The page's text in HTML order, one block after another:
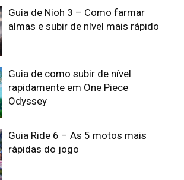
Guia de Nioh 3 – Como farmar
almas e subir de nível mais rápido
Guia de como subir de nível
rapidamente em One Piece
Odyssey
Guia Ride 6 – As 5 motos mais
rápidas do jogo